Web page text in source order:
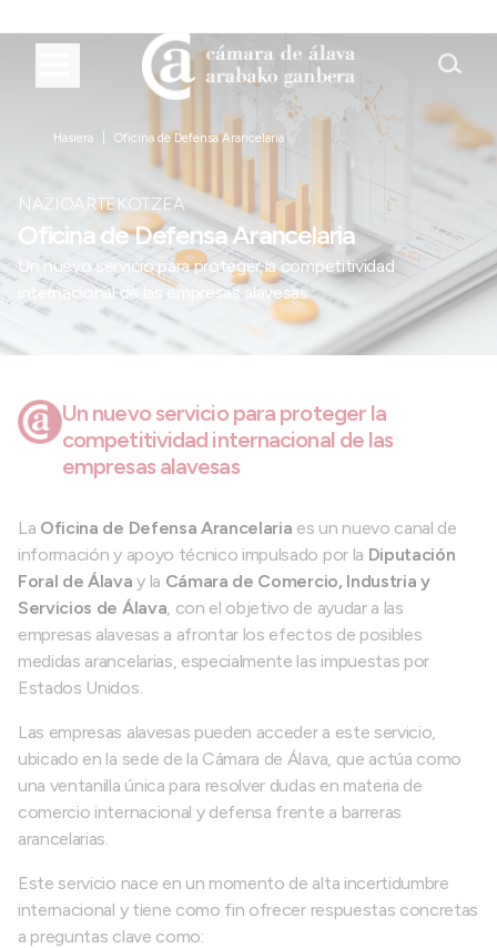
Hasiera Oficina de Defensa Arancelaria
NAZIOARTEKOTZEA
Oficina de Defensa Arancelaria
Un nuevo servicio para proteger la competitividad
internacional de las empresas alavesas
Un nuevo servicio para proteger la
competitividad internacional de las
empresas alavesas
La Oficina de Defensa Arancelaria es un nuevo canal de
información y apoyo técnico impulsado por la Diputación
Foral de Álava y la Cámara de Comercio, Industria y
Servicios de Álava, con el objetivo de ayudar a las
empresas alavesas a afrontar los efectos de posibles
medidas arancelarias, especialmente las impuestas por
Estados Unidos.
Las empresas alavesas pueden acceder a este servicio,
ubicado en la sede de la Cámara de Álava, que actúa como
una ventanilla única para resolver dudas en materia de
comercio internacional y defensa frente a barreras
arancelarias.
Este servicio nace en un momento de alta incertidumbre
internacional y tiene como fin ofrecer respuestas concretas
a preguntas clave como: